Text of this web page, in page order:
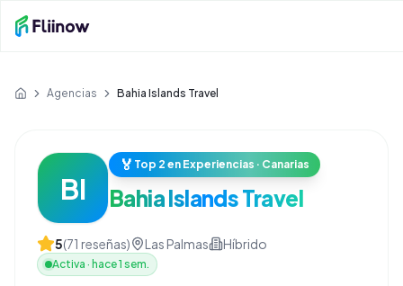
Inicio Agencias Bahia Islands Travel
BI
🏅 Top 2 en Experiencias · Canarias
Bahia Islands Travel
5(71 reseñas) Las Palmas Híbrido
Activa · hace 1 sem.